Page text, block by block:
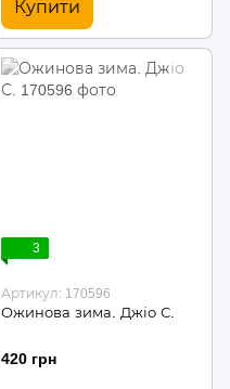
Купити
3
Артикул: 170596
Ожинова зима. Джіо С.
420 грн